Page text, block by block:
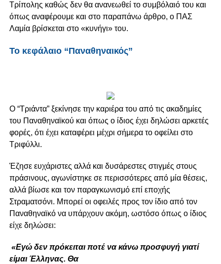
Τρίπολης καθώς δεν θα ανανεωθεί το συμβόλαιό του και
όπως αναφέρουμε και στο παραπάνω άρθρο, ο ΠΑΣ
Λαμία βρίσκεται στο «κυνήγι» του.
Το κεφάλαιο “Παναθηναικός”
Ο “Τριάντα” ξεκίνησε την καριέρα του από τις ακαδημίες
του Παναθηναϊκού και όπως ο ίδιος έχει δηλώσει αρκετές
φορές, ότι έχει καταφέρει μέχρι σήμερα το οφείλει στο
Τριφύλλι.
Έζησε ευχάριστες αλλά και δυσάρεστες στιγμές στους
πράσινους, αγωνίστηκε σε περισσότερες από μία θέσεις,
αλλά βίωσε και τον παραγκωνισμό επί εποχής
Στραματσόνι. Μπορεί οι οφειλές προς τον ίδιο από τον
Παναθηναϊκό να υπάρχουν ακόμη, ωστόσο όπως ο ίδιος
είχε δηλώσει:
«Εγώ δεν πρόκειται ποτέ να κάνω προσφυγή γιατί
είμαι Έλληνας. Θα